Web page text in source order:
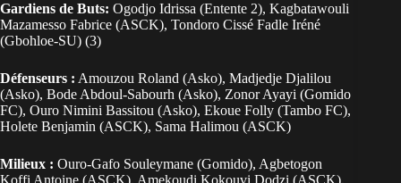
Gardiens de Buts: Ogodjo Idrissa (Entente 2), Kagbatawouli
Mazamesso Fabrice (ASCK), Tondoro Cissé Fadle Iréné
(Gbohloe-SU) (3)
Défenseurs : Amouzou Roland (Asko), Madjedje Djalilou
(Asko), Bode Abdoul-Sabourh (Asko), Zonor Ayayi (Gomido
FC), Ouro Nimini Bassitou (Asko), Ekoue Folly (Tambo FC),
Holete Benjamin (ASCK), Sama Halimou (ASCK)
Milieux : Ouro-Gafo Souleymane (Gomido), Agbetogon